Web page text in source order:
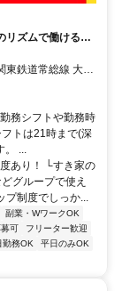
リズムで働ける職
東鉄道常総線 大宝
務シフトや勤務時
トは21時まで(深
。 ...
あり！ └すき家の
グループで使え
プ制度でしっか...
副業・WワークOK
可
フリーター歓迎
勤務OK
平日のみOK